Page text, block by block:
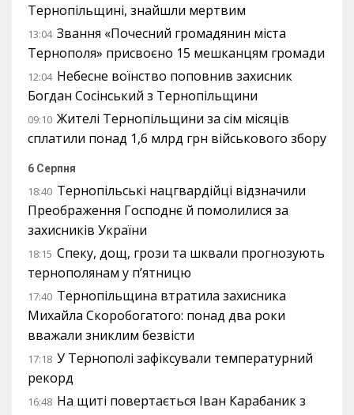
Тернопільщині, знайшли мертвим
13:04 Звання «Почесний громадянин міста
Тернополя» присвоєно 15 мешканцям громади
12:04 Небесне воїнство поповнив захисник
Богдан Сосінський з Тернопільщини
09:10 Жителі Тернопільщини за сім місяців
сплатили понад 1,6 млрд грн військового збору
6 Серпня
18:40 Тернопільські нацгвардійці відзначили
Преображення Господнє й помолилися за
захисників України
18:15 Спеку, дощ, грози та шквали прогнозують
тернополянам у п’ятницю
17:40 Тернопільщина втратила захисника
Михайла Скоробогатого: понад два роки
вважали зниклим безвісти
17:18 У Тернополі зафіксували температурний
рекорд
16:48 На щиті повертається Іван Карабаник з